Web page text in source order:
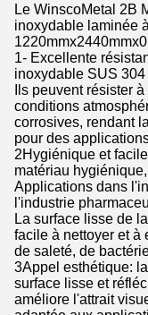
Le WinscoMetal 2B
inoxydable laminée
1- Excellente
inoxydable SUS
Ils peuvent résister
conditions
corrosives, rendant
pour des
2Hygiénique et
matériau
Applications dans
l'industrie
La surface lisse de
facile à nettoyer et à
de saleté, de
3Appel esthétique:
surface lisse et
améliore l'attrait